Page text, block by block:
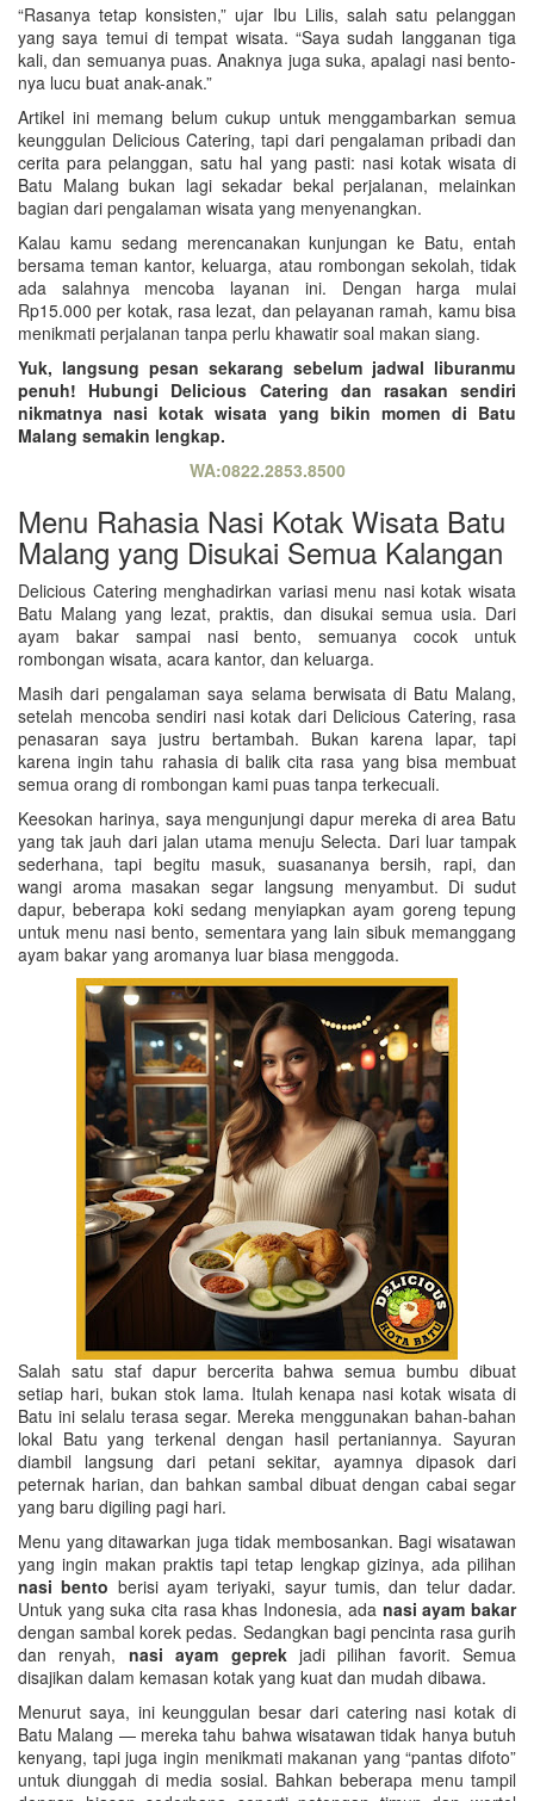
“Rasanya tetap konsisten,” ujar Ibu Lilis, salah satu pelanggan
yang saya temui di tempat wisata. “Saya sudah langganan tiga
kali, dan semuanya puas. Anaknya juga suka, apalagi nasi bento-
nya lucu buat anak-anak.”
Artikel ini memang belum cukup untuk menggambarkan semua
keunggulan Delicious Catering, tapi dari pengalaman pribadi dan
cerita para pelanggan, satu hal yang pasti: nasi kotak wisata di
Batu Malang bukan lagi sekadar bekal perjalanan, melainkan
bagian dari pengalaman wisata yang menyenangkan.
Kalau kamu sedang merencanakan kunjungan ke Batu, entah
bersama teman kantor, keluarga, atau rombongan sekolah, tidak
ada salahnya mencoba layanan ini. Dengan harga mulai
Rp15.000 per kotak, rasa lezat, dan pelayanan ramah, kamu bisa
menikmati perjalanan tanpa perlu khawatir soal makan siang.
Yuk, langsung pesan sekarang sebelum jadwal liburanmu
penuh! Hubungi Delicious Catering dan rasakan sendiri
nikmatnya nasi kotak wisata yang bikin momen di Batu
Malang semakin lengkap.
WA:0822.2853.8500
Menu Rahasia Nasi Kotak Wisata Batu
Malang yang Disukai Semua Kalangan
Delicious Catering menghadirkan variasi menu nasi kotak wisata
Batu Malang yang lezat, praktis, dan disukai semua usia. Dari
ayam bakar sampai nasi bento, semuanya cocok untuk
rombongan wisata, acara kantor, dan keluarga.
Masih dari pengalaman saya selama berwisata di Batu Malang,
setelah mencoba sendiri nasi kotak dari Delicious Catering, rasa
penasaran saya justru bertambah. Bukan karena lapar, tapi
karena ingin tahu rahasia di balik cita rasa yang bisa membuat
semua orang di rombongan kami puas tanpa terkecuali.
Keesokan harinya, saya mengunjungi dapur mereka di area Batu
yang tak jauh dari jalan utama menuju Selecta. Dari luar tampak
sederhana, tapi begitu masuk, suasananya bersih, rapi, dan
wangi aroma masakan segar langsung menyambut. Di sudut
dapur, beberapa koki sedang menyiapkan ayam goreng tepung
untuk menu nasi bento, sementara yang lain sibuk memanggang
ayam bakar yang aromanya luar biasa menggoda.
Salah satu staf dapur bercerita bahwa semua bumbu dibuat
setiap hari, bukan stok lama. Itulah kenapa nasi kotak wisata di
Batu ini selalu terasa segar. Mereka menggunakan bahan-bahan
lokal Batu yang terkenal dengan hasil pertaniannya. Sayuran
diambil langsung dari petani sekitar, ayamnya dipasok dari
peternak harian, dan bahkan sambal dibuat dengan cabai segar
yang baru digiling pagi hari.
Menu yang ditawarkan juga tidak membosankan. Bagi wisatawan
yang ingin makan praktis tapi tetap lengkap gizinya, ada pilihan
nasi bento berisi ayam teriyaki, sayur tumis, dan telur dadar.
Untuk yang suka cita rasa khas Indonesia, ada nasi ayam bakar
dengan sambal korek pedas. Sedangkan bagi pencinta rasa gurih
dan renyah, nasi ayam geprekjadi pilihan favorit. Semua
disajikan dalam kemasan kotak yang kuat dan mudah dibawa.
Menurut saya, ini keunggulan besar dari catering nasi kotak di
Batu Malang — mereka tahu bahwa wisatawan tidak hanya butuh
kenyang, tapi juga ingin menikmati makanan yang “pantas difoto”
untuk diunggah di media sosial. Bahkan beberapa menu tampil